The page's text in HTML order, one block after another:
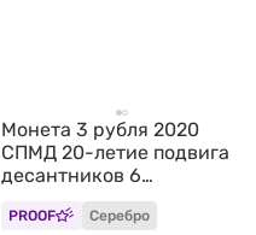
Монета 3 рубля 2020
СПМД 20-летие подвига
десантников 6
парашютно-десантной
роты ВДВ
PROOF Серебро